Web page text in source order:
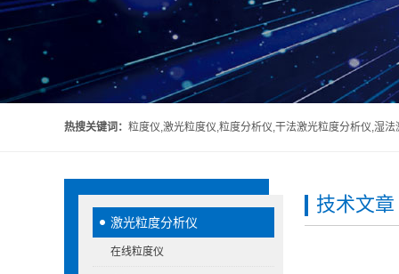
热搜关键词： 粒度仪,激光粒度仪,粒度分析仪,干法激光粒度分析仪,湿法
激光粒度分析仪
在线粒度仪
技术文章